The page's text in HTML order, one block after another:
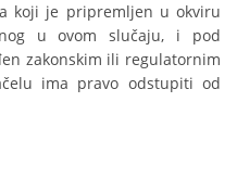
koji je pripremljen u okviru
u ovom slučaju, i pod
zakonskim ili regulatornim
ima pravo odstupiti od